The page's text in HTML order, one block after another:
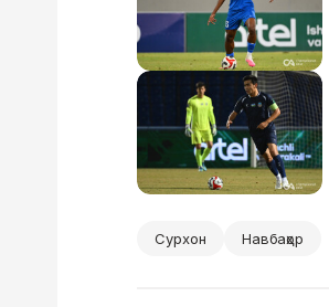
Сурхон Навбаҳор